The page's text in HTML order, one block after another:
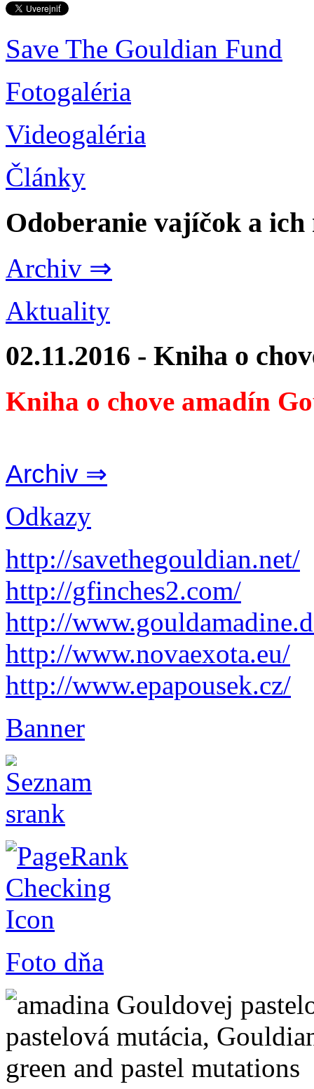
Save The Gouldian Fund
Fotogaléria
Videogaléria
Články
Odoberanie vajíčok a
Archiv ⇒
Aktuality
02.11.2016 - Kniha o
Kniha o chove amadín
Archiv ⇒
Odkazy
http://savethegouldian.net/
http://gfinches2.com/
http://
http://www.novaexota.eu/
http://www.epapousek.cz/
Banner
Foto dňa